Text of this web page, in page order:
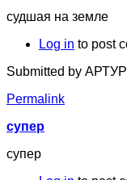
судшая на земле
Log in to post
Submitted by АРТУР
Permalink
супер
супер